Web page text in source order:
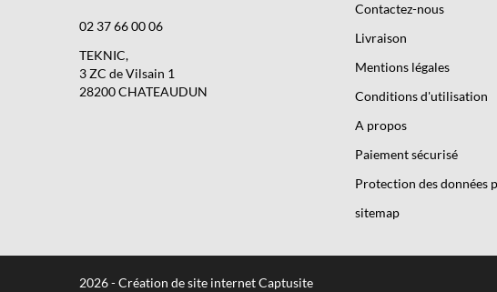
02 37 66 00 06
TEKNIC,
3 ZC de Vilsain 1
28200 CHATEAUDUN
Contactez-nous
Livraison
Mentions légales
Conditions d'utilisation
A propos
Paiement sécurisé
Protection des données
sitemap
2026 - Création de site internet Captusite